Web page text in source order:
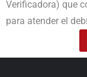
Verificadora) que
para atender el